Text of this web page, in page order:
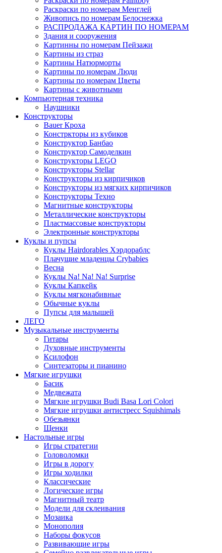
Раскраски по номерам Менглей
Живопись по номерам Белоснежка
РАСПРОДАЖА КАРТИН ПО НОМЕРАМ
Здания и сооружения
Картинны по номерам Пейзажи
Картины из страз
Картины Натюрморты
Картины по номерам Люди
Картины по номерам Цветы
Картины с животными
Компьютерная техника
Наушники
Конструкторы
Bauer Кроха
Констркторы из кубиков
Конструктор Банбао
Конструктор Самоделкин
Конструкторы LEGO
Конструкторы Stellar
Конструкторы из кирпичиков
Конструкторы из мягких кирпичиков
Конструкторы Техно
Магнитные конструкторы
Металлические конструкторы
Пластмассовые конструкторы
Электронные конструкторы
Куклы и пупсы
Куклы Hairdorables Хэрдораблс
Плачущие младенцы Crybabies
Весна
Куклы Na! Na! Na! Surprise
Куклы Капкейк
Куклы мягконабивные
Обычные куклы
Пупсы для малышей
ЛЕГО
Музыкальные инструменты
Гитары
Духовные инструменты
Ксилофон
Синтезаторы и пианино
Мягкие игрушки
Басик
Медвежата
Мягкие игрушки Budi Basa Lori Colori
Мягкие игрушки антистресс Squishimals
Обезьянки
Щенки
Настольные игры
Игры стратегии
Головоломки
Игры в дорогу
Игры ходилки
Классические
Логические игры
Магнитный театр
Модели для склеивания
Мозаика
Монополия
Наборы фокусов
Развивающие игры